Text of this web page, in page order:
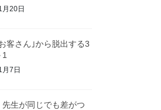
20日
客さん｣から脱出する3
7日
生が同じでも差がつ